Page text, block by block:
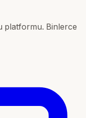
platformu. Binlerce